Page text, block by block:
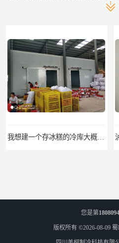
我想建一个存冰糕的冷库大概10平方米 需要价格
您是第
版权所有 ©2026-08-09 蜀